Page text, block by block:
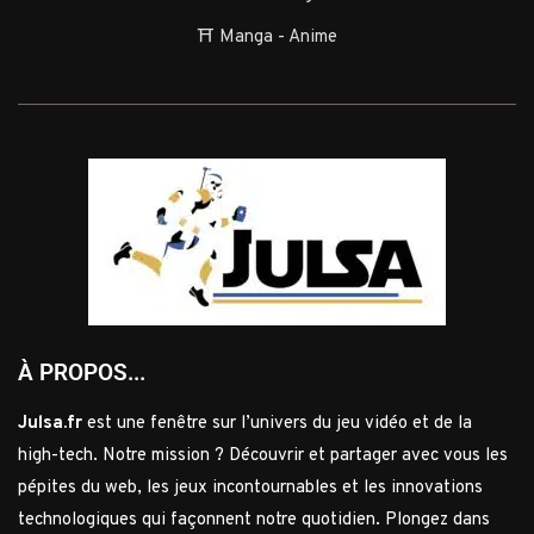
⛩️ Manga - Anime
À PROPOS...
Julsa.fr est une fenêtre sur l’univers du jeu vidéo et de la
high-tech. Notre mission ? Découvrir et partager avec vous les
pépites du web, les jeux incontournables et les innovations
technologiques qui façonnent notre quotidien. Plongez dans